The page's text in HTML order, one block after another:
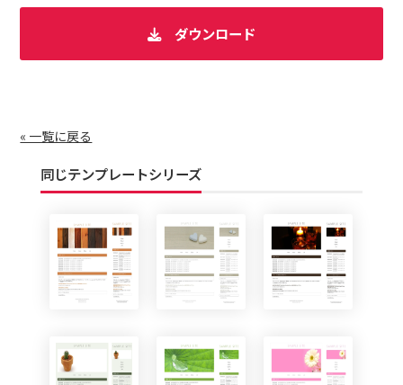
ダウンロード
« 一覧に戻る
同じテンプレートシリーズ